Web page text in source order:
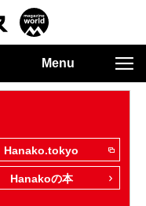
Menu
Hanako.tokyo
Hanakoの本